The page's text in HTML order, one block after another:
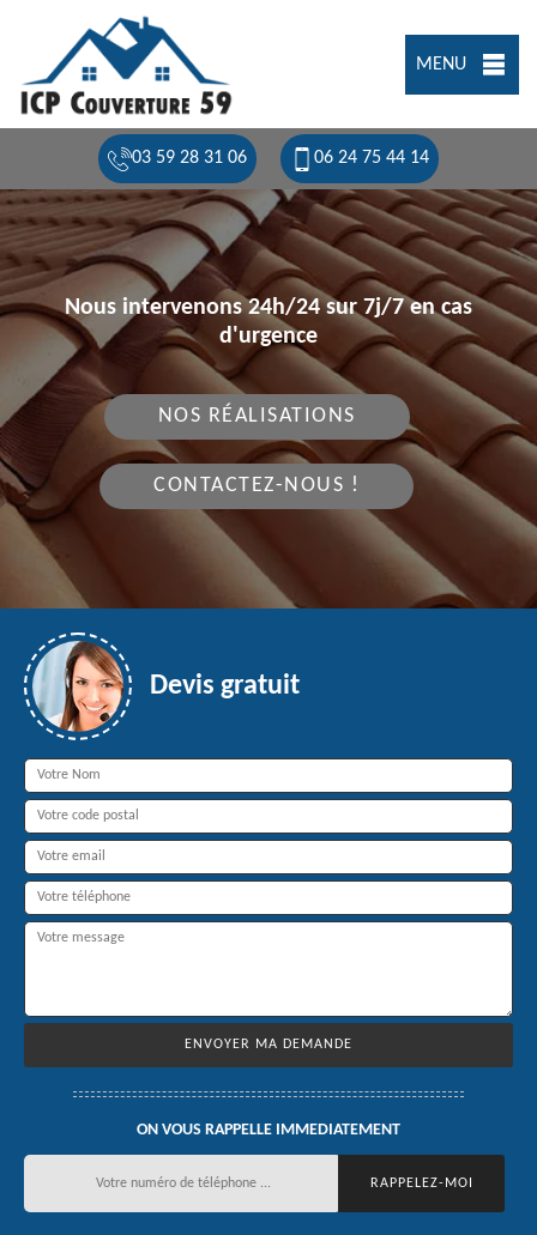
MENU
03 59 28 31 06 06 24 75 44 14
Nous intervenons 24h/24 sur 7j/7 en cas
d'urgence
NOS RÉALISATIONS
CONTACTEZ-NOUS !
Devis gratuit
ON VOUS RAPPELLE IMMEDIATEMENT